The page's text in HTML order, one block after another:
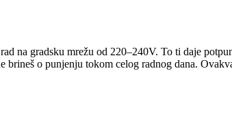
na gradsku mrežu od 220–240V. To ti daje
o punjenju tokom celog radnog dana.